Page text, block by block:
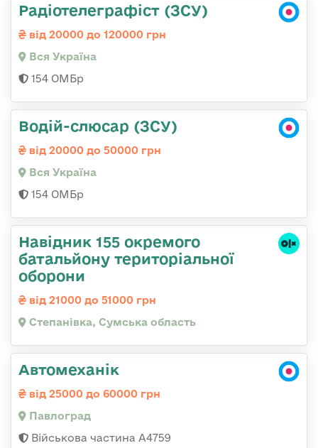
Радіотелеграфіст (ЗСУ)
від 20000 до 120000 грн
Вся Україна
154 ОМБр
Водій-слюсар (ЗСУ)
від 20000 до 50000 грн
Вся Україна
154 ОМБр
Навідник 155 окремого
батальйону територіальної
оборони
від 21000 до 51000 грн
Степанівка, Сумська область
Автомеханік
від 25000 до 60000 грн
Павлоград
Військова частина А4759